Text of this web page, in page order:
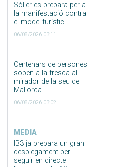
Sóller es prepara per a
la manifestació contra
el model turístic
06/08/2026 03:11
Centenars de persones
sopen a la fresca al
mirador de la seu de
Mallorca
06/08/2026 03:02
MEDIA
IB3 ja prepara un gran
desplegament per
seguir en directe